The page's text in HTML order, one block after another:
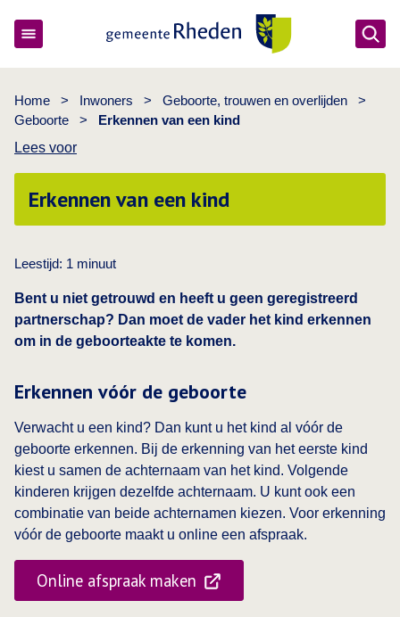
Home > Inwoners > Geboorte, trouwen en overlijden
>
Geboorte
>
Erkennen van een kind
Lees voor
Erkennen van een kind
Leestijd: 1 minuut
Bent u niet getrouwd en heeft u geen geregistreerd
partnerschap? Dan moet de vader het kind erkennen
om in de geboorteakte te komen.
Erkennen vóór de geboorte
Verwacht u een kind? Dan kunt u het kind al vóór de
geboorte erkennen. Bij de erkenning van het eerste kind
kiest u samen de achternaam van het kind. Volgende
kinderen krijgen dezelfde achternaam. U kunt ook een
combinatie van beide achternamen kiezen. Voor erkenning
vóór de geboorte maakt u online een afspraak.
Online afspraak maken